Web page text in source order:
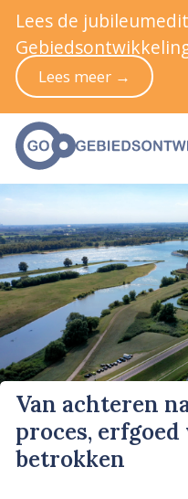
Van achteren
proces,
betrokken
Lees de
Lees meer →